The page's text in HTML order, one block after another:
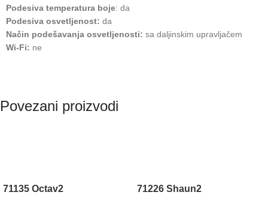
Podesiva temperatura boje: da
Podesiva osvetljenost: da
Način podešavanja osvetljenosti: sa daljinskim upravljačem
Wi-Fi: ne
Povezani proizvodi
71135 Octav2 71226 Shaun2